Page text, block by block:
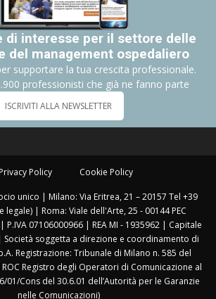
di interesse per il settore delle
del management ospedaliero
supportare la tua crescita professionale.
professionisti che già ne fanno parte
ISCRIVITI ALLA NEWSLETTER
Privacy Policy Cookie Policy
unico | Milano: Via Eritrea, 21 – 20157 Tel +39
legale) | Roma: Viale dell'Arte, 25 - 00144 PEC
P.IVA 07106000966 | REA MI - 1935962 | Capitale
Società soggetta a direzione e coordinamento di
Registrazione: Tribunale di Milano n. 585 del
Registro degli Operatori di Comunicazione al
01/Cons del 30.6.01 dell’Autorità per le Garanzie
nelle Comunicazioni)